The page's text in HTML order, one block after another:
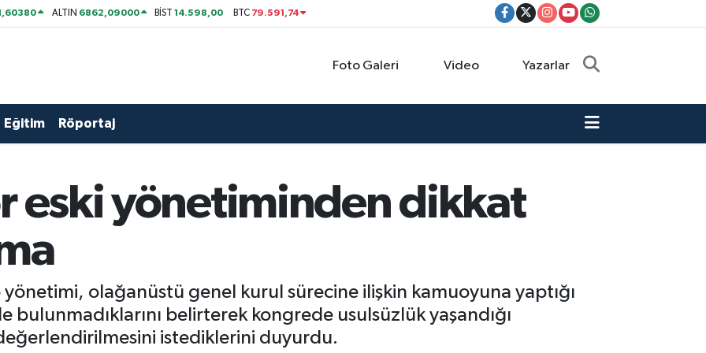
ALTIN 6862,09000 BİST14.598,00 BTC 79.591,74
Foto Galeri Video Yazarlar
Eğitim Röportaj
eski yönetiminden dikkat
olağanüstü genel kurul sürecine ilişkin kamuoyuna yaptığı
bulunmadıklarını belirterek kongrede usulsüzlük yaşandığı
istediklerini duyurdu.